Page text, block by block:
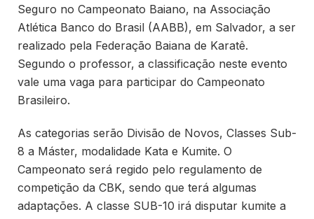
Seguro no Campeonato Baiano, na Associação
Atlética Banco do Brasil (AABB), em Salvador, a ser
realizado pela Federação Baiana de Karatê.
Segundo o professor, a classificação neste evento
vale uma vaga para participar do Campeonato
Brasileiro.
As categorias serão Divisão de Novos, Classes Sub-
8 a Máster, modalidade Kata e Kumite. O
Campeonato será regido pelo regulamento de
competição da CBK, sendo que terá algumas
adaptações. A classe SUB-10 irá disputar kumite a